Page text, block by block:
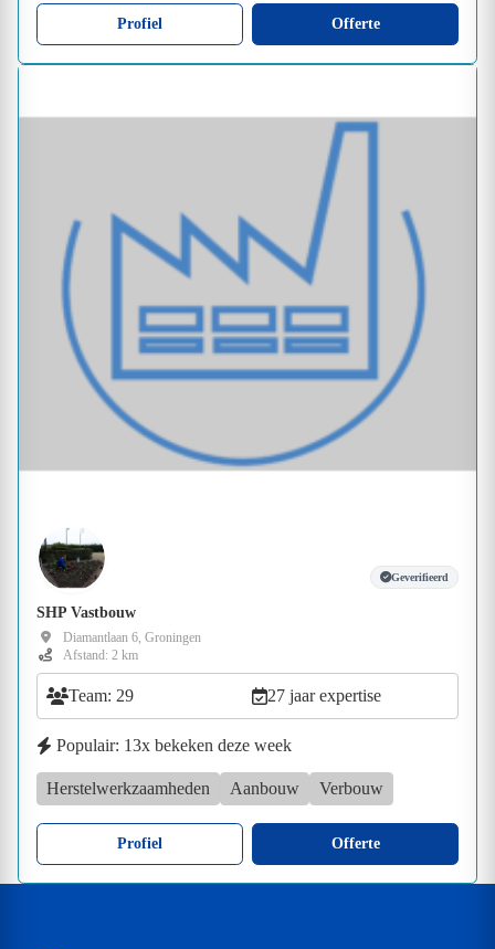
Profiel Offerte
Geverifieerd
SHP Vastbouw
Diamantlaan 6, Groningen
Afstand: 2 km
Team: 29 27 jaar expertise
Populair: 13x bekeken deze week
Herstelwerkzaamheden Aanbouw Verbouw
Profiel Offerte